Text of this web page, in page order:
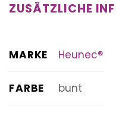
ZUSÄTZLICHE
MARKE Heunec®
FARBE bunt